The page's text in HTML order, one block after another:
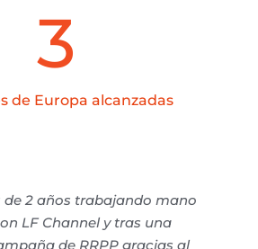
3
de Europa alcanzadas
de 2 años trabajando mano
LF Channel y tras una
de RRPP gracias al